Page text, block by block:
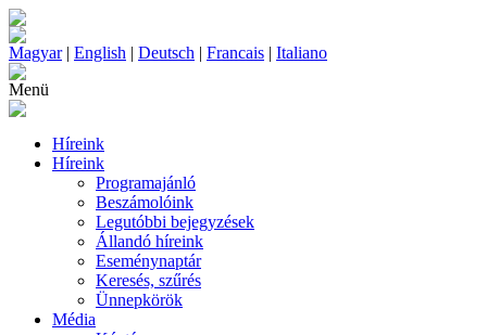
Magyar| English | Deutsch | Francais | Italiano
Menü
Híreink
Híreink
Programajánló
Beszámolóink
Legutóbbi bejegyzések
Állandó híreink
Eseménynaptár
Keresés, szűrés
Ünnepkörök
Média